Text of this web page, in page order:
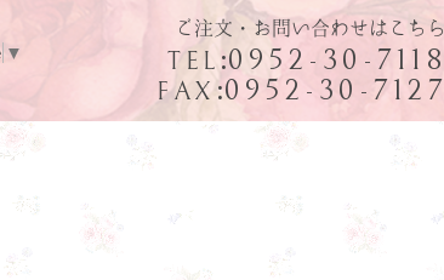
▼
ご注文・お問い合わせはこちら
TEL :0952-30-7118
FAX :0952-30-7127